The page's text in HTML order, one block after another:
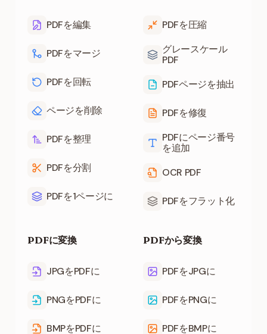
PDFを編集
PDFをマージ
PDFを回転
ページを削除
PDFを整理
PDFを分割
PDFを1ページに
PDFを圧縮
グレースケール
PDF
PDFページを抽出
PDFを修復
PDFにページ番号
を追加
OCR PDF
PDFをフラット化
PDFに変換
JPGをPDFに
PNGをPDFに
BMPをPDFに
PDFから変換
PDFをJPGに
PDFをPNGに
PDFをBMPに